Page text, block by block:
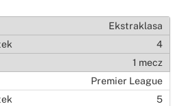
Ekstraklasa
4
1 mecz
Premier League
5